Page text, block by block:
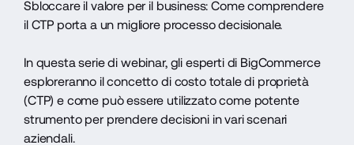
Sbloccare il valore per il business: Come comprendere
il CTP porta a un migliore processo decisionale.
In questa serie di webinar, gli esperti di BigCommerce
esploreranno il concetto di costo totale di proprietà
(CTP) e come può essere utilizzato come potente
strumento per prendere decisioni in vari scenari
aziendali.